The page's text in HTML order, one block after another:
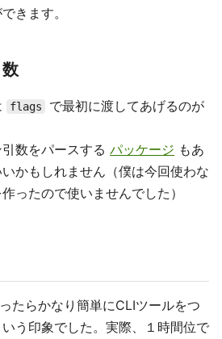
きます。
flags
で最初に渡してあげるのが
数をパースする パッケージ もあ
かもしれません（僕は今回使わな
ったので使いませんでした）
たらかなり簡単にCLIツールをつ
う印象でした。実際、１時間位で